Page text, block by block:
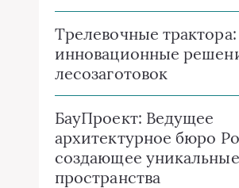
Трелевочные трактора:
инновационные
лесозаготовок
БауПроект: Ведущее
архитектурное бюро
создающее уникальные
пространства